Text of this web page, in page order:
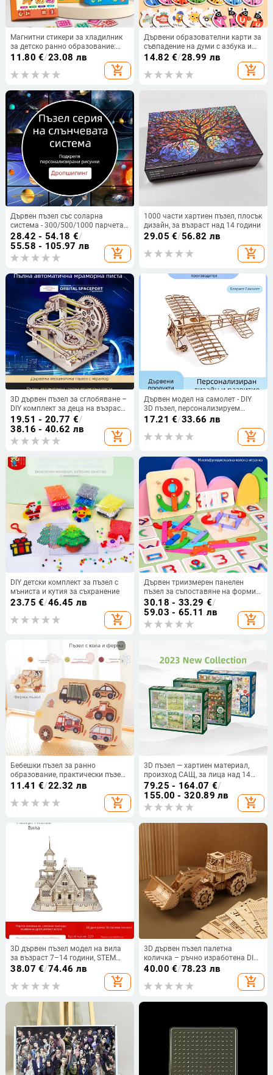
Магнитни стикери за хладилник
за детско ранно образование:
правопис и грамотност, 6
стилове, хартия, плосък пъзел,
подходящи за деца 4-6 г
11.80 €/23.08 лв
add_shopping_cart
Дървени образователни карти за
съвпадение на думи с азбука и
животни за деца 4–6 г.; OEM лого
14.82 €/28.99 лв
add_shopping_cart
Дървен пъзел със соларна
система - 300/500/1000 парчета,
образователна тема за науката,
персонализиран дизайн
28.42 - 54.18 €/
55.58 - 105.97 лв
add_shopping_cart
1000 части хартиен пъзел, плосък
дизайн, за възраст над 14 години
29.05 €/56.82 лв
add_shopping_cart
3D дървен пъзел за сглобяване –
DIY комплект за деца на възраст
7-14 г, средна трудност
19.51 - 20.77 €/
38.16 - 40.62 лв
add_shopping_cart
Дървен модел на самолет - DIY
3D пъзел, персонализируем
според чертежи, за възраст 15-35
17.21 €/33.66 лв
add_shopping_cart
DIY детски комплект за пъзел с
мъниста и кутия за съхранение
23.75 €/46.45 лв
add_shopping_cart
Дървен триизмерен панелен
пъзел за съпоставяне на форми
– Montessori стил, подходящ за
деца 0–3 г., с възможност за
персонализиране по образци
30.18 - 33.29 €/
59.03 - 65.11 лв
add_shopping_cart
Бебешки пъзел за ранно
образование, практически пъзел
за съвпадение на мозъка,
настолна играчка, фермерска
кола, английски пъзел за
11.41 €/22.32 лв
add_shopping_cart
3D пъзел — хартиен материал,
произход САЩ, за лица над 14
години, илюстрации с букви и
дъски
79.25 - 164.07 €/
155.00 - 320.89 лв
add_shopping_cart
3D дървен пъзел модел на вила
за възраст 7–14 години, STEM
образователна играчка
38.07 €/74.46 лв
add_shopping_cart
3D дървен пъзел палетна
количка – ръчно изработена DIY
играчка, многофункционална,
персонализируема обработка,
марка Hee-Chi
40.00 €/78.23 лв
add_shopping_cart